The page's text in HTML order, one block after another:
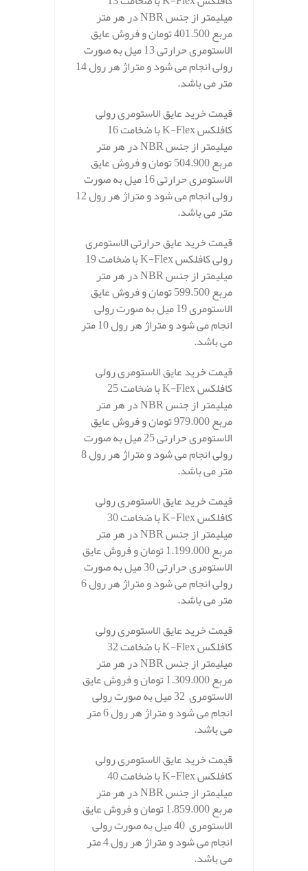
میلیمتر از جنس NBR در هر متر
مربع 401.500 تومان و فروش عایق
الاستومری حرارتی 13 میل به صورت
رولی انجام می شود و متراژ هر رول 14
متر می باشد.
قیمت خرید عایق الاستومری رولی
کافلکس K-Flex با ضخامت 16
میلیمتر از جنس NBR در هر متر
مربع 504.900 تومان و فروش عایق
الاستومری حرارتی 16 میل به صورت
رولی انجام می شود و متراژ هر رول 12
متر می باشد.
قیمت خرید عایق حرارتی الاستومری
رولی کافلکس K-Flex با ضخامت 19
میلیمتر از جنس NBR در هر متر
مربع 599.500 تومان و فروش عایق
الاستومری 19 میل به صورت رولی
انجام می شود و متراژ هر رول 10 متر
می باشد.
قیمت خرید عایق الاستومری رولی
کافلکس K-Flex با ضخامت 25
میلیمتر از جنس NBR در هر متر
مربع 979.000 تومان و فروش عایق
الاستومری حرارتی 25 میل به صورت
رولی انجام می شود و متراژ هر رول 8
متر می باشد.
قیمت خرید عایق الاستومری رولی
کافلکس K-Flex با ضخامت 30
میلیمتر از جنس NBR در هر متر
مربع 1.199.000 تومان و فروش عایق
الاستومری حرارتی 30 میل به صورت
رولی انجام می شود و متراژ هر رول 6
متر می باشد.
قیمت خرید عایق الاستومری رولی
کافلکس K-Flex با ضخامت 32
میلیمتر از جنس NBR در هر متر
مربع 1.309.000 تومان و فروش عایق
الاستومری 32 میل به صورت رولی
انجام می شود و متراژ هر رول 6 متر
می باشد.
قیمت خرید عایق الاستومری رولی
کافلکس K-Flex با ضخامت 40
میلیمتر از جنس NBR در هر متر
مربع 1.859.000 تومان و فروش عایق
الاستومری 40 میل به صورت رولی
انجام می شود و متراژ هر رول 4 متر
می باشد.